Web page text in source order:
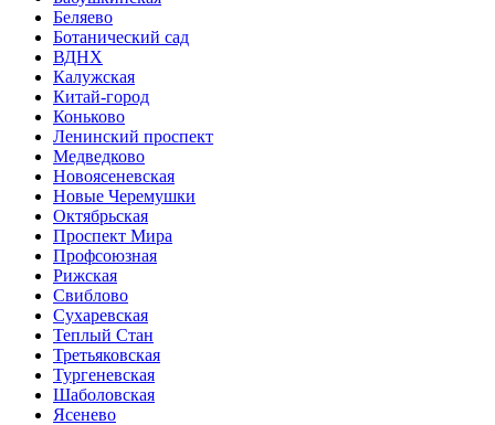
Беляево
Ботанический сад
ВДНХ
Калужская
Китай-город
Коньково
Ленинский проспект
Медведково
Новоясе­невская
Новые Черемушки
Октябрьская
Проспект Мира
Профсоюзная
Рижская
Свиблово
Сухаревская
Теплый Стан
Третьяковская
Тургеневская
Шаболовская
Ясенево